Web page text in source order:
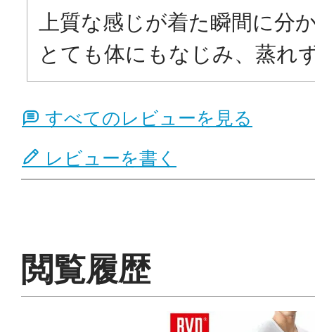
上質な感じが着た瞬間に分
とても体にもなじみ、蒸れ
すべてのレビューを見る
レビューを書く
閲覧履歴